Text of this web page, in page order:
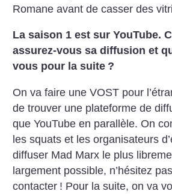
Romane avant de casser des
La saison 1 est sur YouTube.
assurez-vous sa diffusion et
vous pour la suite ?
On va faire une VOST pour
de trouver une plateforme de
que YouTube en parallèle. On
les squats et les organisateurs
diffuser Mad Marx le plus
largement possible, n’hésitez
contacter ! Pour la suite, on va